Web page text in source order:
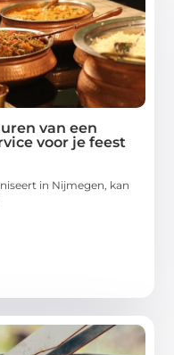
van een
voor je feest
in Nijmegen, kan